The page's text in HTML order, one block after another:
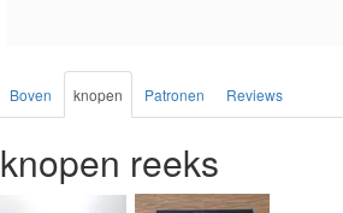
Boven knopen Patronen Reviews
knopen reeks